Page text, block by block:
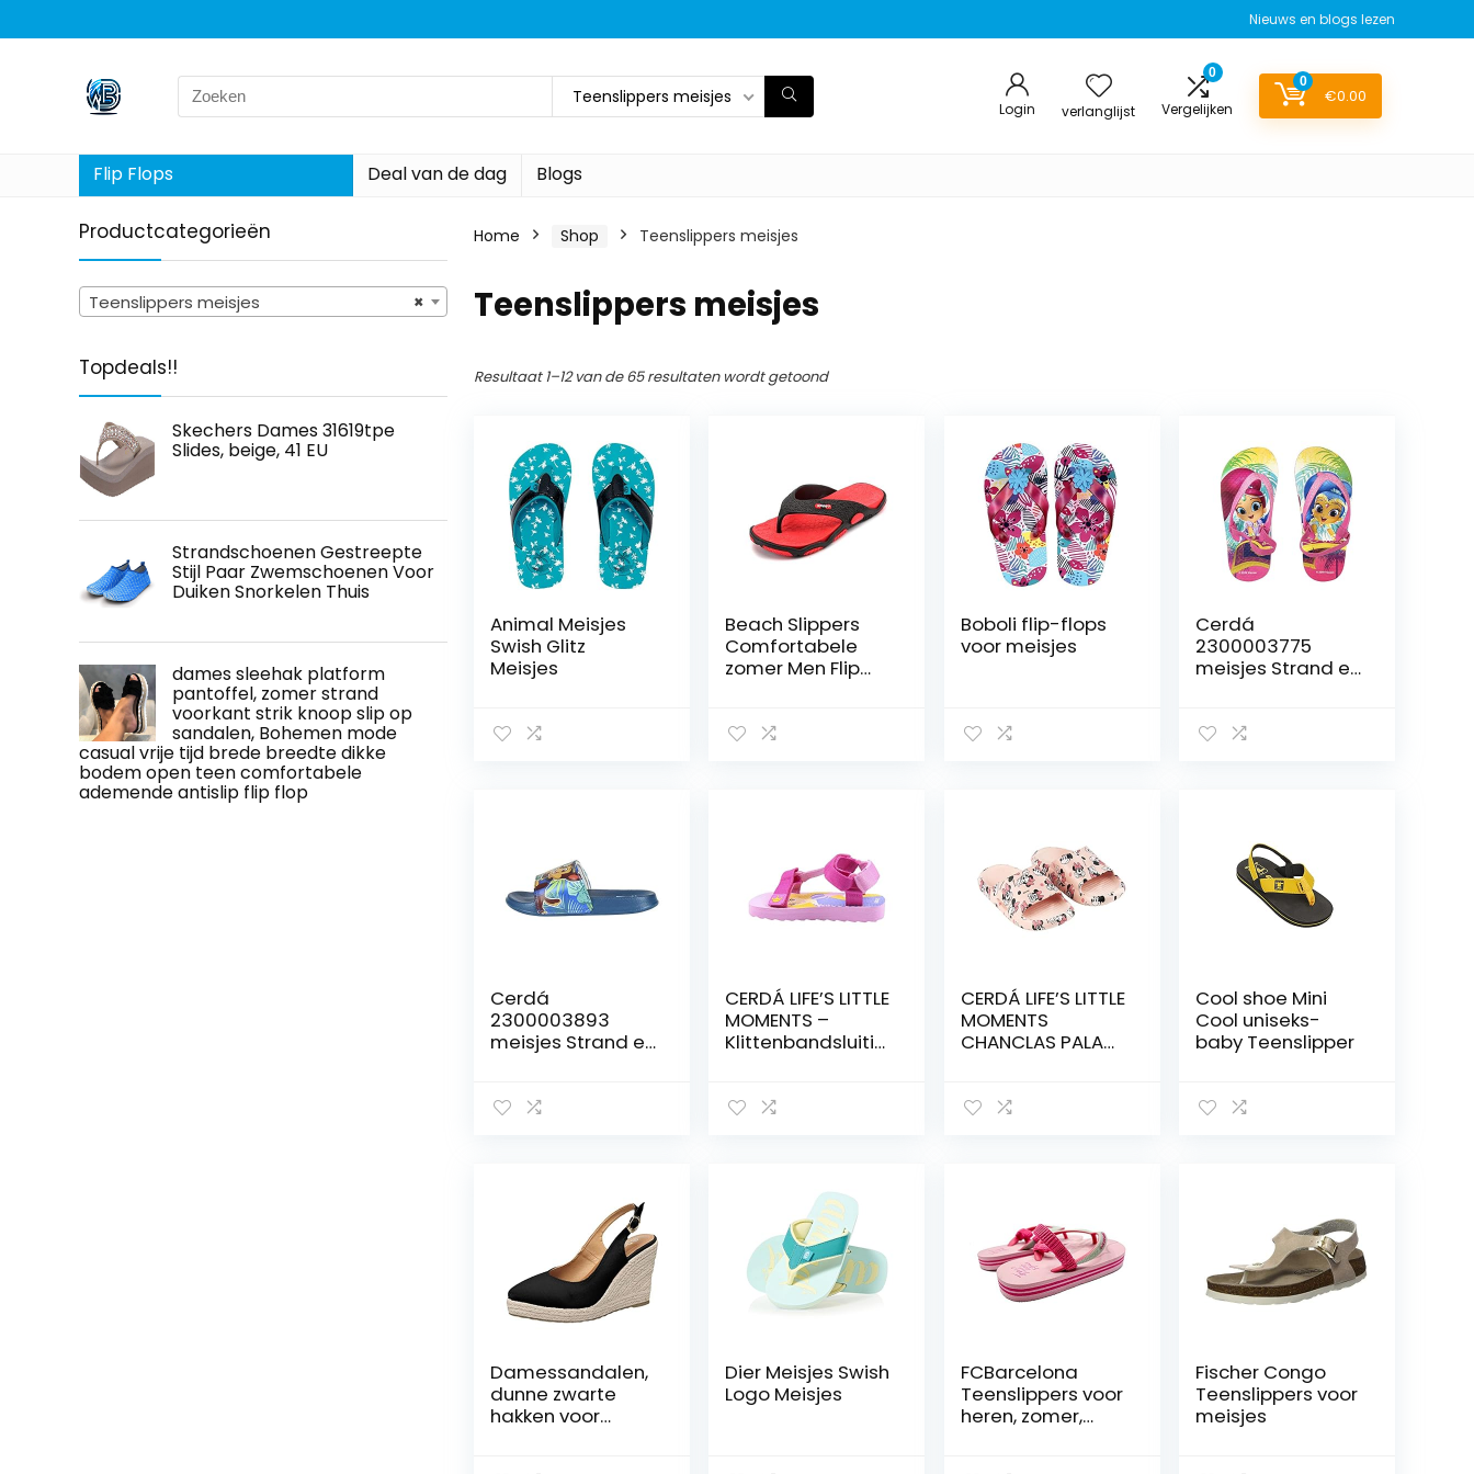
Nieuws en blogs lezen
Search
for:
Teenslippers meisjes
Login verlanglijst
0
Vergelijken
0
€0.00
Flip Flops Deal van de dag Blogs
Productcategorieën
×
Teenslippers meisjes
Topdeals!!
Skechers Dames 31619tpe
Slides, beige, 41 EU
Strandschoenen Gestreepte
Stijl Paar Zwemschoenen Voor
Duiken Snorkelen Thuis
dames sleehak platform
pantoffel, zomer strand
voorkant strik knoop slip op
sandalen, Bohemen mode
casual vrije tijd brede breedte dikke
bodem open teen comfortabele
ademende antislip flip flop
Home Shop Teenslippers meisjes
Teenslippers meisjes
Resultaat 1–12 van de 65 resultaten wordt getoond
Animal Meisjes
Swish Glitz
Meisjes
Beach Slippers
Comfortabele
zomer Men Flip
Verfrissende
Boboli flip-flops
voor meisjes
Cerdá
2300003775
meisjes Strand en
Cerdá
2300003893
meisjes Strand en
CERDÁ LIFE’S LITTLE
MOMENTS –
Klittenbandsluitin
polyester en
hielbevestiging –
officieel Disney-
licentieproduct
CERDÁ LIFE’S LITTLE
MOMENTS
CHANCLAS PALA
slippers
Cool shoe Mini
Cool uniseks-
baby Teenslipper
Damessandalen,
dunne zwarte
hakken voor
Dier Meisjes Swish
Logo Meisjes
FCBarcelona
Teenslippers voor
heren, zomer,
Fischer Congo
Teenslippers voor
meisjes